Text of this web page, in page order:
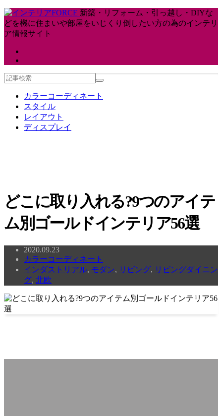
新築・リフォーム・引っ越し・DIYな
どを機に住まいや部屋をいじくり倒したい方の為のインテリ
ア情報サイト
カラーコーディネート
スタイル
レイアウト
ディスプレイ
どこに取り入れる?9つのアイテ
ム別ゴールドインテリア56選
2020.09.23
カラーコーディネート
インダストリアル, モダン, リビング, リビングダイニン
グ, 北欧